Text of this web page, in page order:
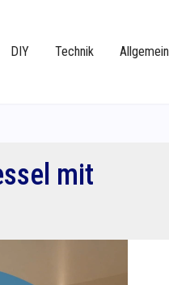
DIY Technik Allgemein
mit